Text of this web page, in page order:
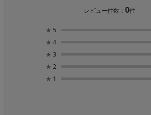
レビュー件数：0件
★ 5
★ 4
★ 3
★ 2
★ 1